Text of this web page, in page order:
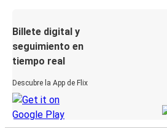
Billete digital y
seguimiento en
tiempo real
Descubre la App de Flix